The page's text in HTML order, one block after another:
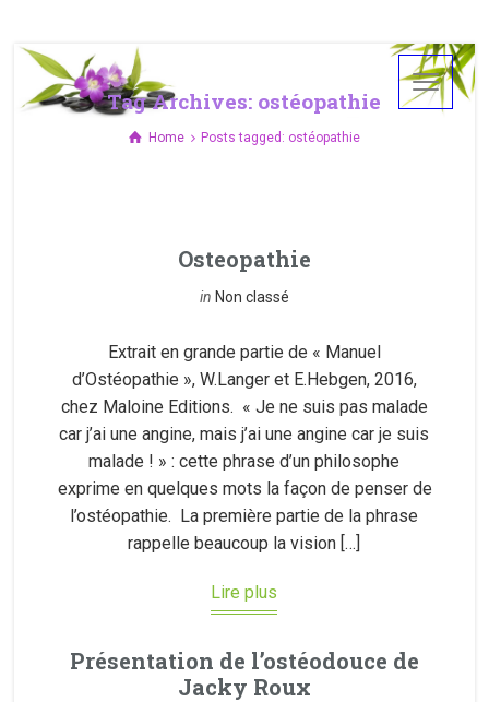
Tag Archives: ostéopathie
Home Posts tagged: ostéopathie
Osteopathie
in Non classé
Extrait en grande partie de « Manuel
d’Ostéopathie », W.Langer et E.Hebgen, 2016,
chez Maloine Editions. « Je ne suis pas malade
car j’ai une angine, mais j’ai une angine car je suis
malade ! » : cette phrase d’un philosophe
exprime en quelques mots la façon de penser de
l’ostéopathie. La première partie de la phrase
rappelle beaucoup la vision […]
Lire plus
Présentation de l’ostéodouce de
Jacky Roux